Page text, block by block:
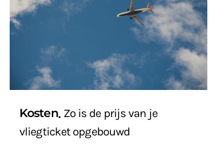
Kosten Zo is de prijs van je
vliegticket opgebouwd